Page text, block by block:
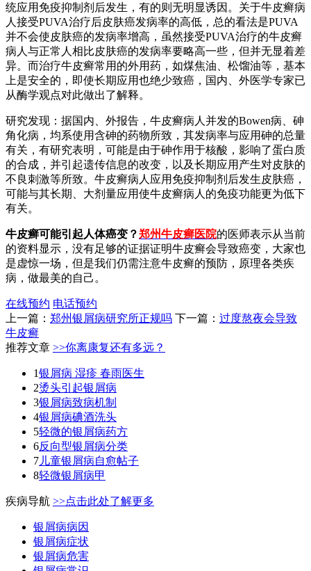
统应用免疫抑制剂后发生，有的则无明显诱因。关于牛皮癣病
人接受PUVA治疗后皮肤癌发病率的高低，总的看法是PUVA
并不会使皮肤癌的发病率增高，虽然接受PUVA治疗的牛皮癣
病人与正常人相比皮肤癌的发病率要略高一些，但并无显着差
异。而治疗牛皮癣常用的外用药，如煤焦油、松馏油等，基本
上是安全的，即使长期应用也绝少致癌，国内、外医学专家已
从酶学观点对此做出了解释。
研究发现：据国内、外报告，牛皮癣病人并发的Bowen病、砷
角化病，均系使用含砷的药物所致，其发病率与应用砷的总量
有关，有研究表明，可能是由于砷作用于核酸，影响了蛋白质
的合成，并引起遗传信息的改变，以及长期应用产生对皮肤的
不良刺激等所致。牛皮癣病人应用免疫抑制剂后发生皮肤癌，
可能与其长期、大剂量应用使牛皮癣病人的免疫功能更为低下
有关。
牛皮癣可能引起人体癌变？郑州牛皮癣医院的医师表示从当前
的资料显示，没有足够的证据证明牛皮癣会导致癌变，大家也
是虚惊一场，但是我们仍需注意牛皮癣的预防，原理各类疾
病，做最美的自己。
在线预约 电话预约
上一篇： 郑州银屑病研究所正规吗 下一篇： 过度熬夜会导致
牛皮癣
推荐文章 >>你离康复还有多远？
1银屑病 湿疹 春雨医生
2烫头引起银屑病
3银屑病致病机制
4银屑病碘酒洗头
5轻微的银屑病药方
6反向型银屑病分类
7 儿童银屑病自愈帖子
8轻微银屑病甲
疾病导航 >>点击此处了解更多
银屑病病因
银屑病症状
银屑病危害